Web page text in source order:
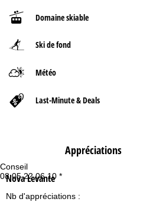
Conseil
08 05 22 06 10 *
Domaine skiable
Ski de fond
Météo
Last-Minute & Deals
Appréciations
Nova Levante
Nb d'appréciations :